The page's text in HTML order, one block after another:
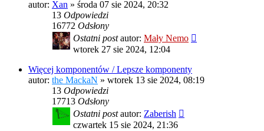
autor: Xan » środa 07 sie 2024, 20:32
13 Odpowiedzi
16772 Odsłony
Ostatni postautor: Mały Nemo
wtorek 27 sie 2024, 12:04
Więcej komponentów / Lepsze komponenty
autor: the MackaN » wtorek 13 sie 2024, 08:19
13 Odpowiedzi
17713 Odsłony
Ostatni postautor: Zaberish
czwartek 15 sie 2024, 21:36